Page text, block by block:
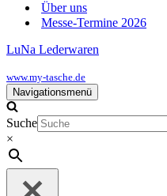
Über uns
Messe-Termine 2026
LuNa Lederwaren
www.my-tasche.de
Navigationsmenü
Suche
×